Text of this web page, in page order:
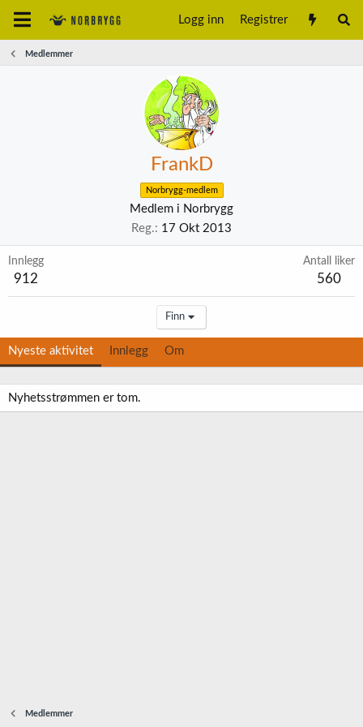
Logg inn Registrer
Medlemmer
FrankD
Norbrygg-medlem
Medlem i Norbrygg
Reg.
17 Okt 2013
Innlegg
912
Antall liker
560
Finn
Nyeste aktivitet Innlegg Om
Nyhetsstrømmen er tom.
Medlemmer